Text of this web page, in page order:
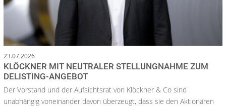
23.07.2026
KLÖCKNER MIT NEUTRALER STELLUNGNAHME ZUM
DELISTING-ANGEBOT
Der Vorstand und der Aufsichtsrat von Klöckner & Co sind
unabhängig voneinander davon überzeugt, dass sie den Aktionären